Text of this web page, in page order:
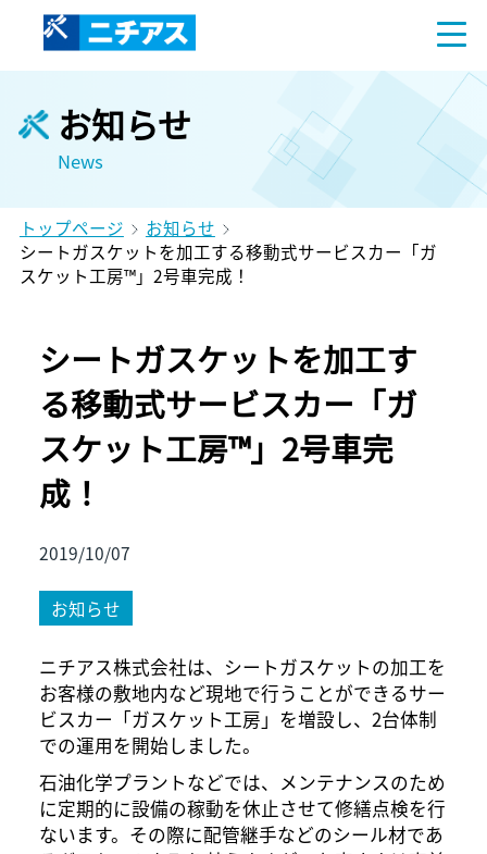
お知らせ
News
トップページ
お知らせ
シートガスケットを加工する移動式サービスカー「ガ
スケット工房™」2号車完成！
シートガスケットを加工す
る移動式サービスカー「ガ
スケット工房™」2号車完
成！
2019/10/07
お知らせ
ニチアス株式会社は、シートガスケットの加工を
お客様の敷地内など現地で行うことができるサー
ビスカー「ガスケット工房」を増設し、2台体制
での運用を開始しました。
石油化学プラントなどでは、メンテナンスのため
に定期的に設備の稼動を休止させて修繕点検を行
ないます。その際に配管継手などのシール材であ